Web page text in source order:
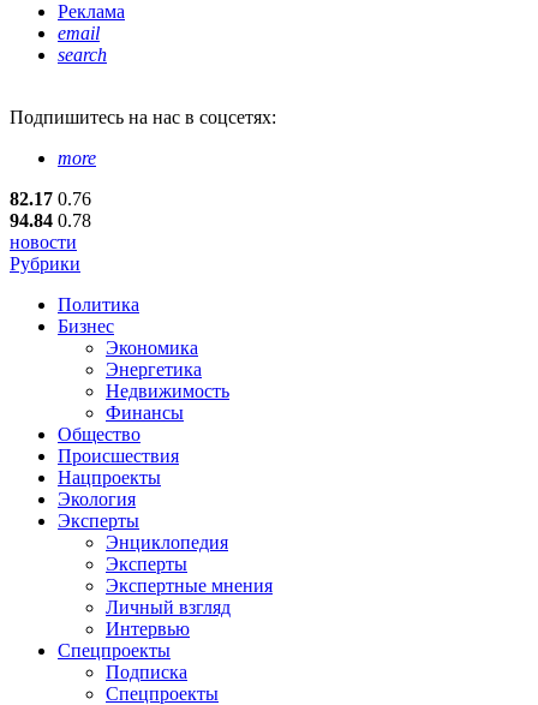
Реклама
email
search
Подпишитесь на нас в соцсетях:
more
82.17 0.76
94.84 0.78
новости
Рубрики
Политика
Бизнес
Экономика
Энергетика
Недвижимость
Финансы
Общество
Происшествия
Нацпроекты
Экология
Эксперты
Энциклопедия
Эксперты
Экспертные мнения
Личный взгляд
Интервью
Спецпроекты
Подписка
Спецпроекты